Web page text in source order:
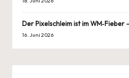
Der Pixelschleim ist im WM‑Fieber
16. Juni 2026